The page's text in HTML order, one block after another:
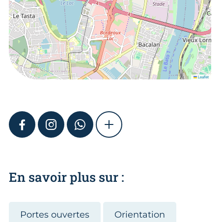
Leaflet
FACEBOOKINSTAGRAMWHATSAPPSHOW MORE
En savoir plus sur :
Portes ouvertes Orientation